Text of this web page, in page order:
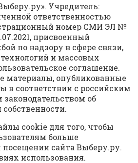
Учредитель:
ответственностью
номер СМИ ЭЛ №
присвоенный
по надзору в сфере связи,
и массовых
соглашение.
материалы, опубликованные
в соответствии с российским
об
cookie для того, чтобы
больше
сайта Выберу.ру.
использования.